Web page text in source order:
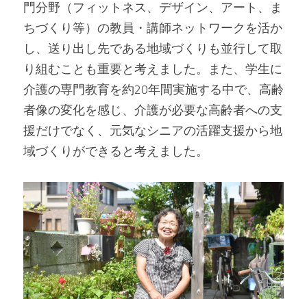
門分野（フィットネス、デザイン、アート、ま
ちづくり等）の教員・講師ネットワークを活か
し、送り出し先である地域づくりも並行して取
り組むことも重要と考えました。また、学生に
介護の専門教育を約20年間実施する中で、高齢
者像の変化を感じ、介護が必要な高齢者への支
援だけでなく、元気なシニアの活躍支援から地
域づくりができると考えました。